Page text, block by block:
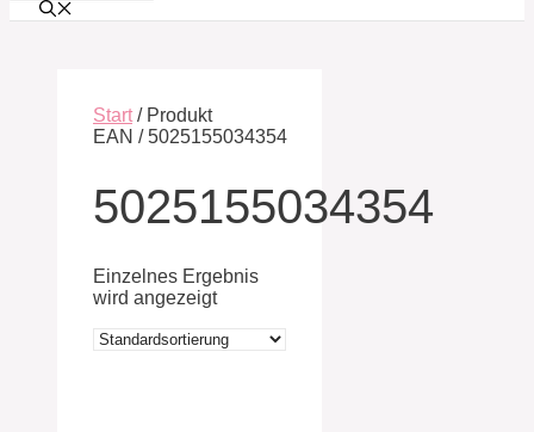
Start / Produkt
EAN / 5025155034354
5025155034354
Einzelnes Ergebnis
wird angezeigt